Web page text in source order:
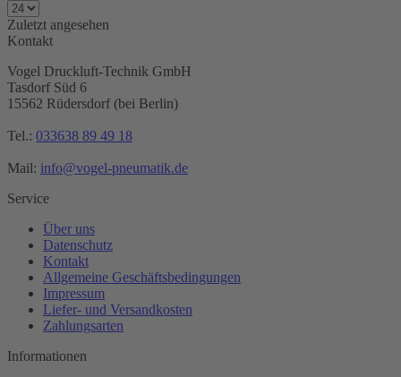
Zuletzt angesehen
Kontakt
Vogel Druckluft-Technik GmbH
Tasdorf Süd 6
15562 Rüdersdorf (bei Berlin)
Tel.: 033638 89 49 18
Mail: info@vogel-pneumatik.de
Service
Über uns
Datenschutz
Kontakt
Allgemeine Geschäftsbedingungen
Impressum
Liefer- und Versandkosten
Zahlungsarten
Informationen